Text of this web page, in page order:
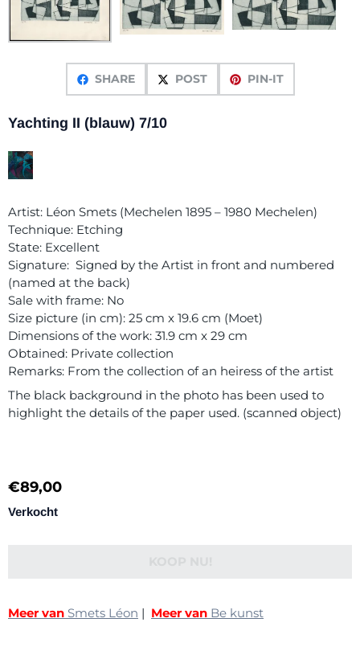
SHARE POST PIN-IT
Yachting II (blauw) 7/10
Artist: Léon Smets (Mechelen 1895 – 1980 Mechelen)
Technique: Etching
State: Excellent
Signature: Signed by the Artist in front and numbered
(named at the back)
Sale with frame: No
Size picture (in cm): 25 cm x 19.6 cm (Moet)
Dimensions of the work: 31.9 cm x 29 cm
Obtained: Private collection
Remarks: From the collection of an heiress of the artist
The black background in the photo has been used to
highlight the details of the paper used. (scanned object)
€89,00
Verkocht
Meer van Smets Léon | Meer van Be kunst